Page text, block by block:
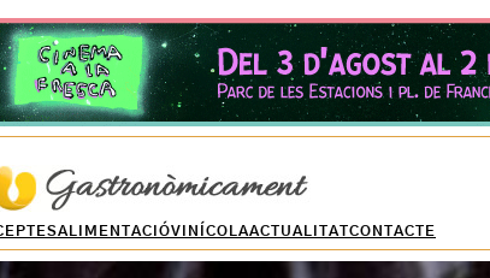
ALIMENTACIÓVINÍCOLAACTUALITATCONTACTE